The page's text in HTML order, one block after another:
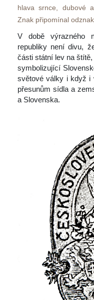
hlava srnce, dubové
Znak připomínal
V době výrazného
republiky není divu,
části státní lev na
ymbolizující
větové války i když i
přesunům sídla a
a Slovenska.